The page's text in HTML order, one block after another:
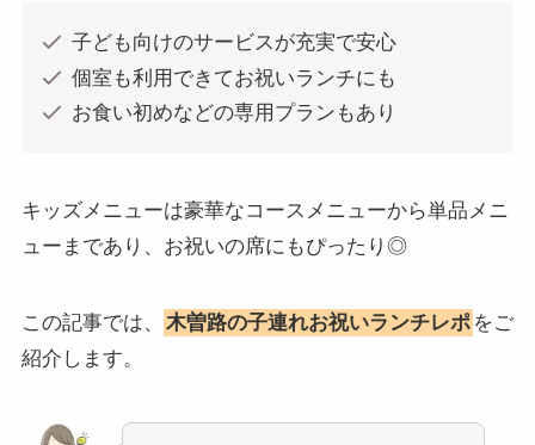
子ども向けのサービスが充実で安心
個室も利用できてお祝いランチにも
お食い初めなどの専用プランもあり
キッズメニューは豪華なコースメニューから単品メニ
ューまであり、お祝いの席にもぴったり◎
この記事では、 木曽路の子連れお祝いランチレポ をご
紹介します。